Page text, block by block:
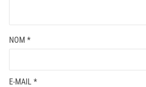
NOM *
E-MAIL *